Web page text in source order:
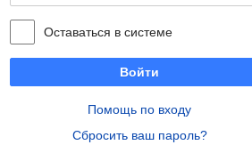
Оставаться в системе
Войти
Помощь по входу
Сбросить ваш пароль?